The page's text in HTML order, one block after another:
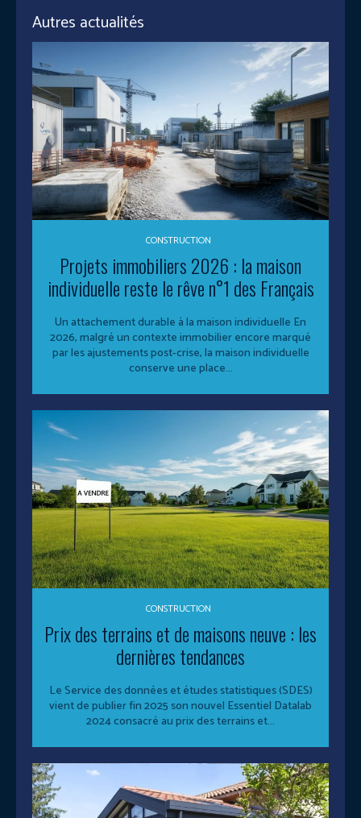
Autres actualités
CONSTRUCTION
Projets immobiliers 2026 : la maison
individuelle reste le rêve n°1 des Français
Un attachement durable à la maison individuelle En
2026, malgré un contexte immobilier encore marqué
par les ajustements post-crise, la maison individuelle
conserve une place...
CONSTRUCTION
Prix des terrains et de maisons neuve : les
dernières tendances
Le Service des données et études statistiques (SDES)
vient de publier fin 2025 son nouvel Essentiel Datalab
2024 consacré au prix des terrains et...